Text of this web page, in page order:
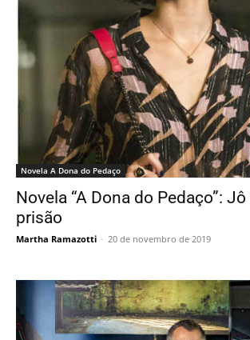
Novela A Dona do Pedaço
Novela “A Dona do Pedaço”:
prisão
Martha Ramazotti - 20 de novembro de 2019